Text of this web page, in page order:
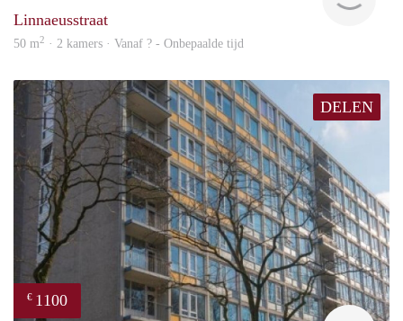
Linnaeusstraat
50 m2 · 2 kamers · Vanaf ? - Onbepaalde tijd
DELEN
€ 1100
rent